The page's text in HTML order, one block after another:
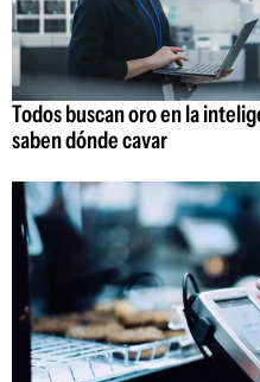
Todos buscan oro en la
saben dónde cavar